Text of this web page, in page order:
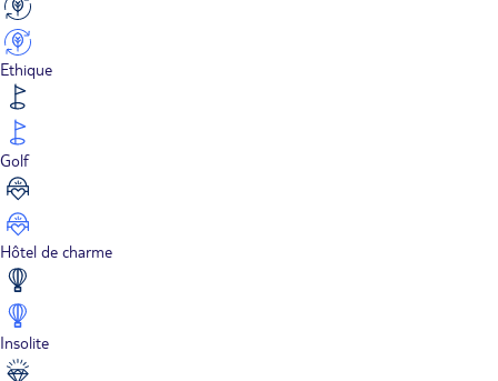
Ethique
Golf
Hôtel de charme
Insolite